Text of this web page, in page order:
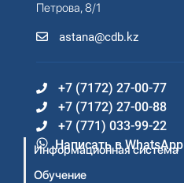
Петрова, 8/1
astana@cdb.kz
+7 (7172) 27-00-77
+7 (7172) 27-00-88
+7 (771) 033-99-22
Написать в WhatsApp
Информационная система
Обучение